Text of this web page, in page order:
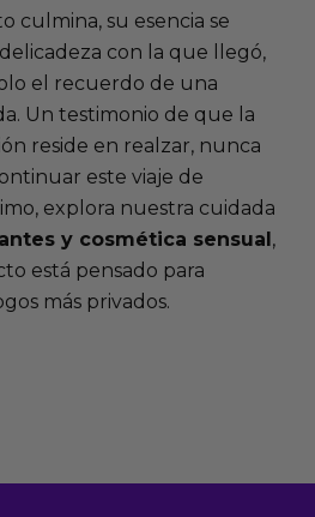
culmina, su esencia se
con la que llegó,
el recuerdo de una
Un testimonio de que la
reside en realzar, nunca
este viaje de
explora nuestra cuidada
y cosmética sensual,
está pensado para
más privados.